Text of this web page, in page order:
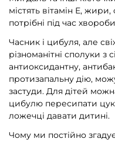
містять вітамін Е,
потрібні під час
Часник і цибуля, але
різноманітні сполуки з
антиоксидантну,
протизапальну дію,
застуди. Для дітей
цибулю пересипати
ложечці давати дитині.
Чому ми постійно